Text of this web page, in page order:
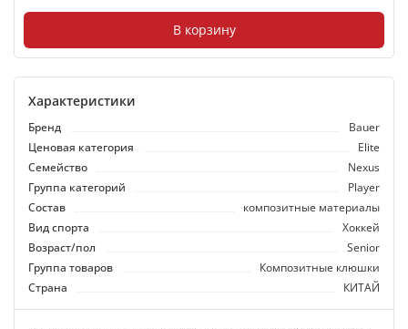
В корзину
Характеристики
Бренд
Bauer
Ценовая категория
Elite
Семейство
Nexus
Группа категорий
Player
Состав
композитные материалы
Вид спорта
Хоккей
Возраст/пол
Senior
Группа товаров
Композитные клюшки
Страна
КИТАЙ